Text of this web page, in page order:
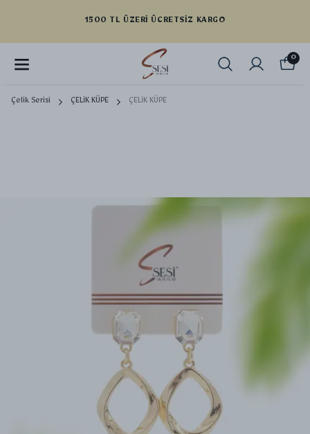
1500 TL ÜZERI ÜCRETSIZ KARGO
0
Çelik Serisi ÇELİK KÜPE ÇELİK KÜPE